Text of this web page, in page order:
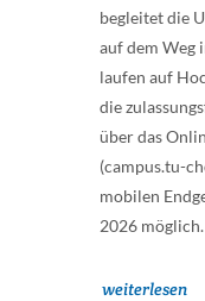
begleitet die
auf dem Weg
laufen auf
die
über das
(campus.tu-
mobilen
2026 möglich.
weiterlesen